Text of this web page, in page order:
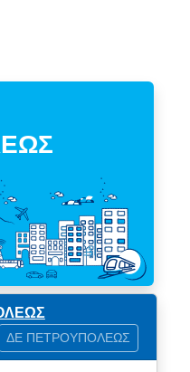
ΔΕ ΠΕΤΡΟΥΠΟΛΕΩΣ